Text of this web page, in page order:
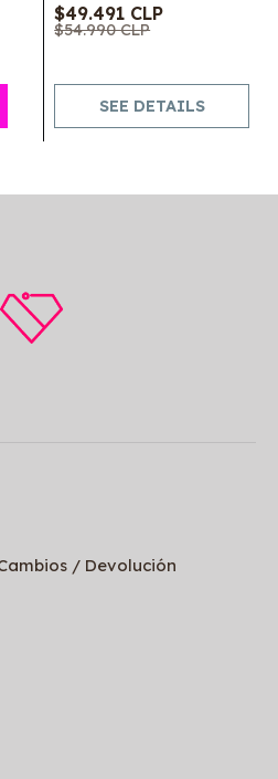
$49.491 CLP
$54.990 CLP
SEE DETAILS
/ Devolución